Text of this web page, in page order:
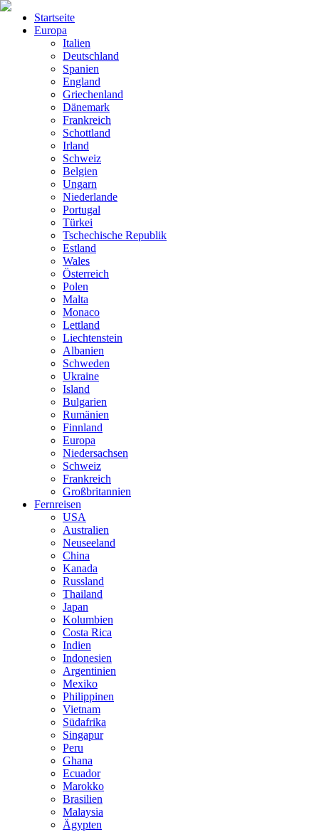
Startseite
Europa
Italien
Deutschland
Spanien
England
Griechenland
Dänemark
Frankreich
Schottland
Irland
Schweiz
Belgien
Ungarn
Niederlande
Portugal
Türkei
Tschechische Republik
Estland
Wales
Österreich
Polen
Malta
Monaco
Lettland
Liechtenstein
Albanien
Schweden
Ukraine
Island
Bulgarien
Rumänien
Finnland
Europa
Niedersachsen
Schweiz
Frankreich
Großbritannien
Fernreisen
USA
Australien
Neuseeland
China
Kanada
Russland
Thailand
Japan
Kolumbien
Costa Rica
Indien
Indonesien
Argentinien
Mexiko
Philippinen
Vietnam
Südafrika
Singapur
Peru
Ghana
Ecuador
Marokko
Brasilien
Malaysia
Ägypten